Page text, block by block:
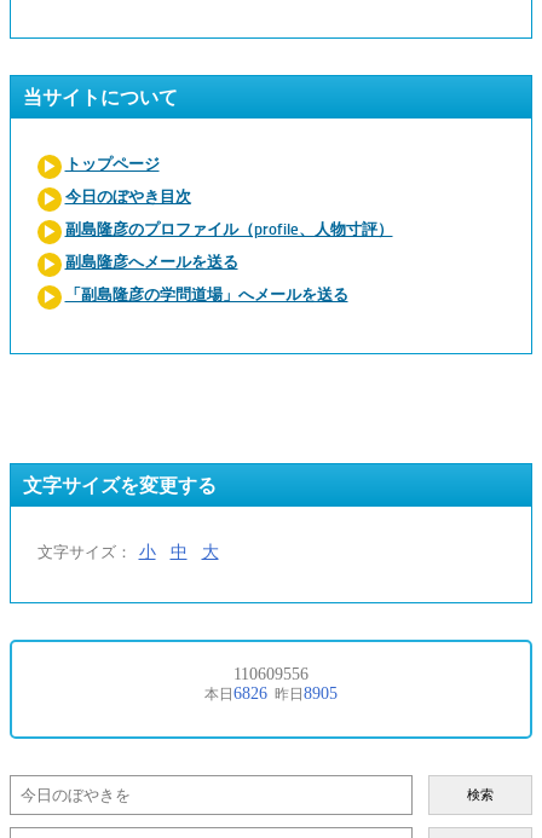
当サイトについて
トップページ
今日のぼやき目次
副島隆彦のプロファイル（profile、人物寸評）
副島隆彦へメールを送る
「副島隆彦の学問道場」へメールを送る
文字サイズを変更する
文字サイズ： 小 中 大
検索